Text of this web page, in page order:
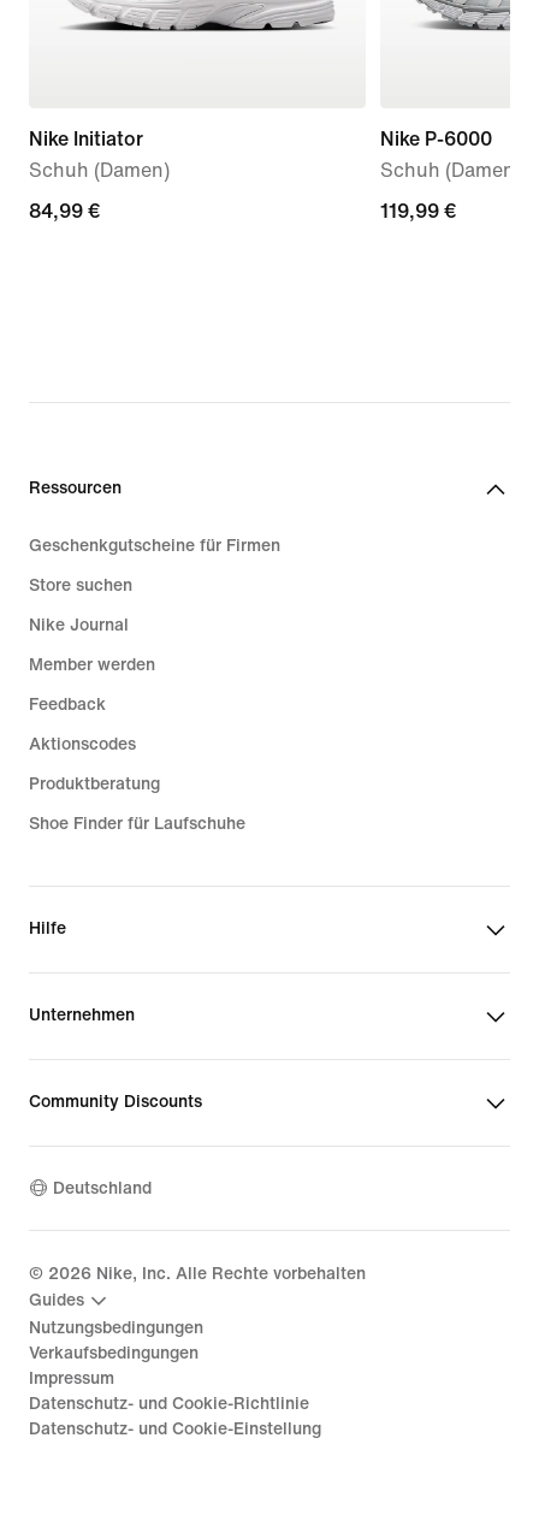
Nike Initiator
Schuh (Damen)
84,99 €
84,99 €
Nike P-6000
Schuh (Damen)
119,99 €
119,99 €
Ressourcen
Geschenkgutscheine für Firmen
Store suchen
Nike Journal
Member werden
Feedback
Aktionscodes
Produktberatung
Shoe Finder für Laufschuhe
Hilfe
Unternehmen
Community Discounts
Deutschland
© 2026 Nike, Inc. Alle Rechte vorbehalten
Guides
Nutzungsbedingungen
Verkaufsbedingungen
Impressum
Datenschutz- und Cookie-Richtlinie
Datenschutz- und Cookie-Einstellung